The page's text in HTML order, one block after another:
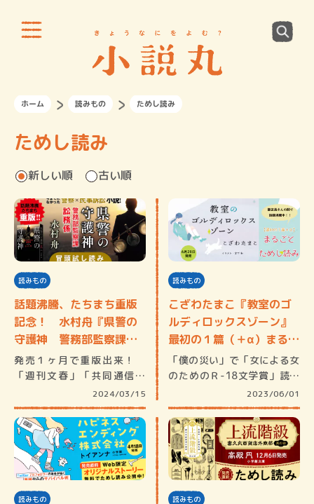
ホーム 読みもの ためし読み
ためし読み
新しい順 古い順
読みもの
話題沸騰、たちまち重版
記念！ 水村舟『県警の
守護神 警務部監察課訟
務係…
発売１ヶ月で重版出来！
「週刊文春」「共同通信」
2024/03/15
読みもの
こざわたまこ『教室のゴ
ルディロックスゾーン』
最初の１篇（＋α）まるご
と…
「僕の災い」で「女による女
のためのＲ-18文学賞」読者
2023/06/01
読みもの 読みもの